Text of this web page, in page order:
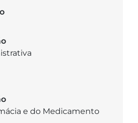
e do Medicamento